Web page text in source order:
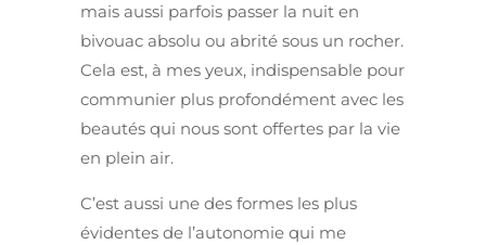
mais aussi parfois passer la nuit en
bivouac absolu ou abrité sous un rocher.
Cela est, à mes yeux, indispensable pour
communier plus profondément avec les
beautés qui nous sont offertes par la vie
en plein air.
C’est aussi une des formes les plus
évidentes de l’autonomie qui me